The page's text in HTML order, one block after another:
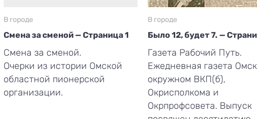
В городе
Смена за сменой — Страница 1
Смена за сменой.
Очерки из истории Омской
областной пионерской
организации.
В городе
Было 12, будет 7. —
Газета Рабочий Путь.
Ежедневная газета
окружном ВКП(б),
Окрисполкома и
Окрпрофсовета. Выпуск